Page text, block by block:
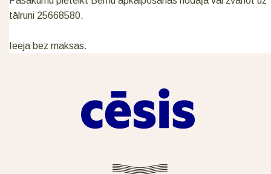
tālruni 25668580.
Ieeja bez maksas.